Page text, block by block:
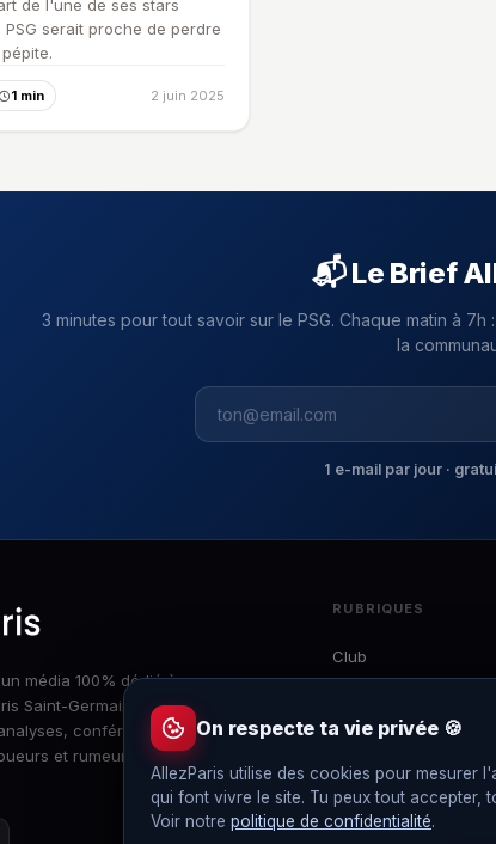
de l'une de ses stars
serait proche de perdre
1 min 2 juin 2025
📬 Le Brief
3 minutes pour tout savoir sur le PSG. Chaque matin à
la
1 e-mail par jour ·
média 100% dédié à
Saint-Germain : infos du
conférences de
et rumeurs mercato,
RUBRIQUES
Club
Ligue 1
Coupes
EDF
On respecte ta vie privée 🍪
AllezParis utilise des cookies pour mesurer
qui font vivre le site. Tu peux tout accepter,
Voir notre politique de confidentialité.